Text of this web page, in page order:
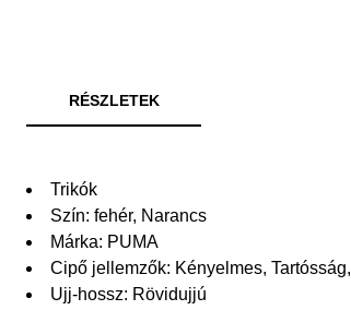
RÉSZLETEK
Trikók
Szín: fehér, Narancs
Márka: PUMA
Cipő jellemzők: Kényelmes,
Ujj-hossz: Rövidujjú